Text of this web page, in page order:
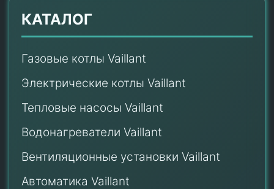
КАТАЛОГ
Газовые котлы Vaillant
Электрические котлы Vaillant
Тепловые насосы Vaillant
Водонагреватели Vaillant
Вентиляционные установки Vaillant
Автоматика Vaillant